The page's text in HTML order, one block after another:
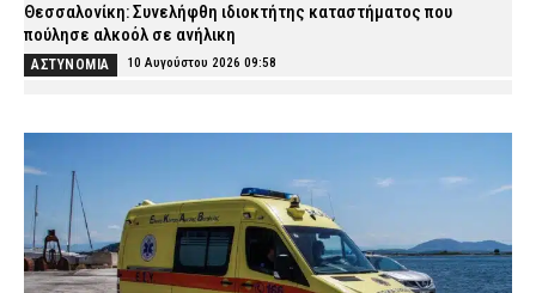
Θεσσαλονίκη: Συνελήφθη ιδιοκτήτης καταστήματος που
πούλησε αλκοόλ σε ανήλικη
ΑΣΤΥΝΟΜΙΑ 10 Αυγούστου 2026 09:58
«Είχαμε αντιληφθεί το παρακίνημα, ο Αυγερινός μας
ΠΟΛΙΤΙΚΗ
Σε ισχύ το θερινό ωράριο στα Μέσα – Πώς κινούνται Μετρό,
ΗΣΑΠ, Τραμ και λεωφορεία
ΕΙΔΗΣΕΙΣ 10 Αυγούστου 2026 09:32